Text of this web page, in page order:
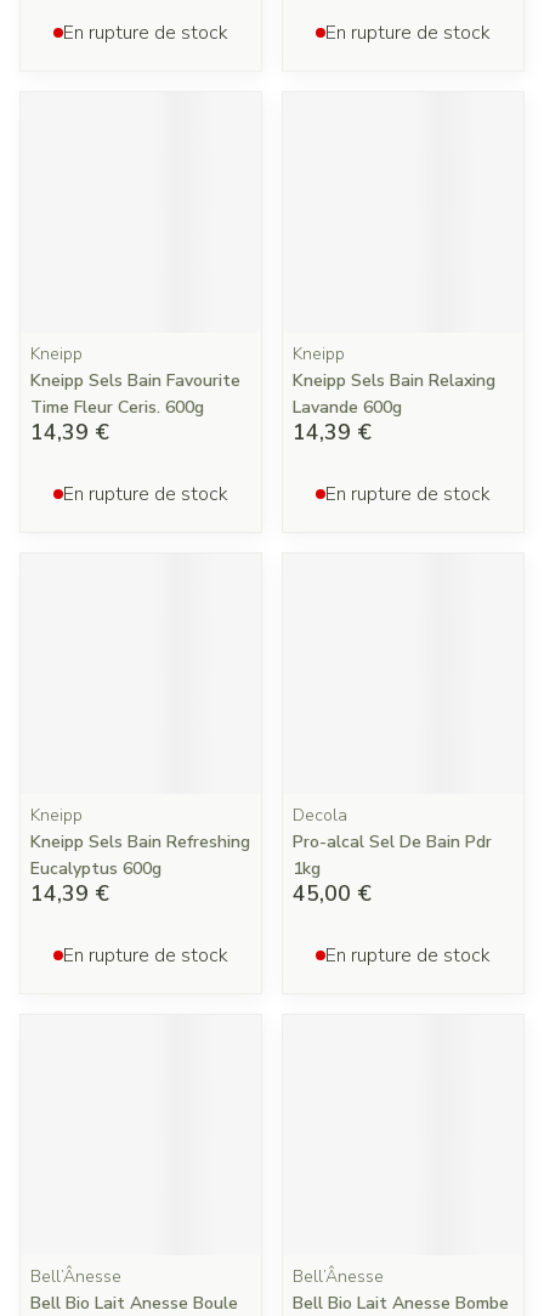
En rupture de stock En rupture de stock
Kneipp
Kneipp Sels Bain Favourite
Time Fleur Ceris. 600g
14,39 €
En rupture de stock
Kneipp
Kneipp Sels Bain Relaxing
Lavande 600g
14,39 €
En rupture de stock
Kneipp
Kneipp Sels Bain Refreshing
Eucalyptus 600g
14,39 €
En rupture de stock
Decola
Pro-alcal Sel De Bain Pdr
1kg
45,00 €
En rupture de stock
Bell’Ânesse
Bell Bio Lait Anesse Boule
Bell’Ânesse
Bell Bio Lait Anesse Bombe